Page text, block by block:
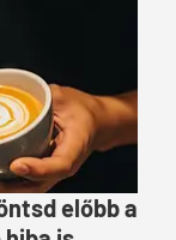
előbb a